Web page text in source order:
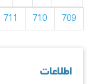
709
710
711
اطلاعات